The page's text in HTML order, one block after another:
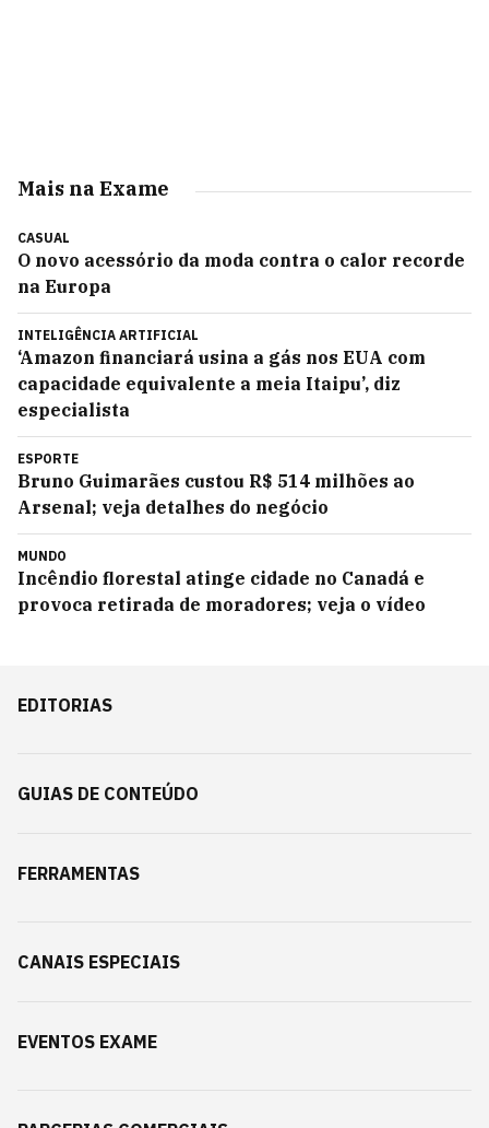
Mais na Exame
CASUAL
O novo acessório da moda contra o calor recorde
na Europa
INTELIGÊNCIA ARTIFICIAL
‘Amazon financiará usina a gás nos EUA com
capacidade equivalente a meia Itaipu’, diz
especialista
ESPORTE
Bruno Guimarães custou R$ 514 milhões ao
Arsenal; veja detalhes do negócio
MUNDO
Incêndio florestal atinge cidade no Canadá e
provoca retirada de moradores; veja o vídeo
EDITORIAS
GUIAS DE CONTEÚDO
FERRAMENTAS
CANAIS ESPECIAIS
EVENTOS EXAME